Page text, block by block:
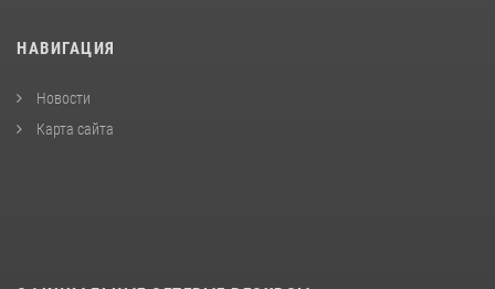
НАВИГАЦИЯ
Новости
Карта сайта